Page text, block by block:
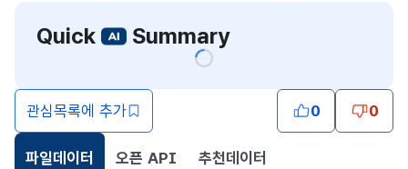
Quick
Summary
관심목록에 추가 0 0
파일데이터 오픈 API 추천데이터